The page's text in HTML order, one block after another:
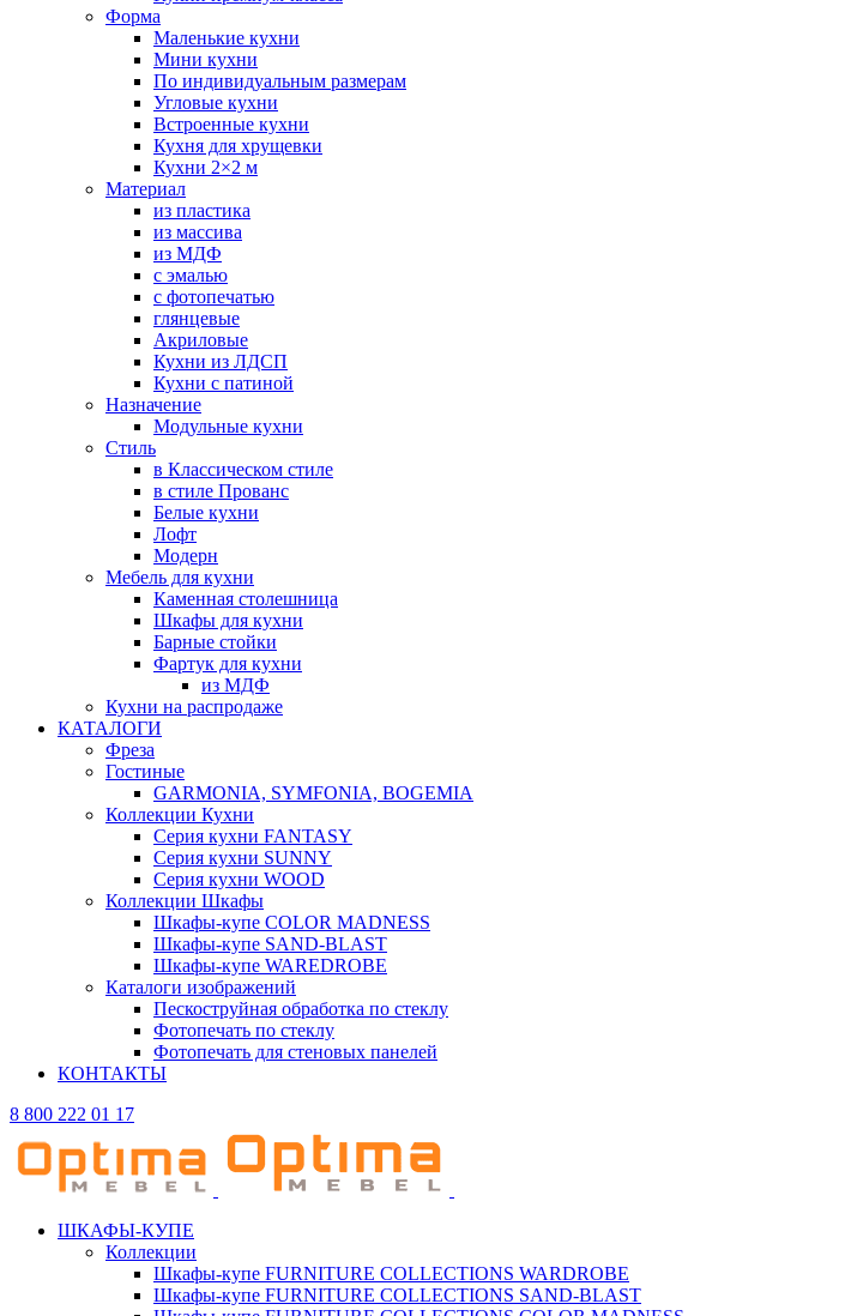
Форма
Маленькие кухни
Мини кухни
По индивидуальным размерам
Угловые кухни
Встроенные кухни
Кухня для хрущевки
Кухни 2×2 м
Материал
из пластика
из массива
из МДФ
с эмалью
с фотопечатью
глянцевые
Акриловые
Кухни из ЛДСП
Кухни с патиной
Назначение
Модульные кухни
Стиль
в Классическом стиле
в стиле Прованс
Белые кухни
Лофт
Модерн
Мебель для кухни
Каменная столешница
Шкафы для кухни
Барные стойки
Фартук для кухни
из МДФ
Кухни на распродаже
КАТАЛОГИ
Фреза
Гостиные
GARMONIA, SYMFONIA, BOGEMIA
Коллекции Кухни
Серия кухни FANTASY
Серия кухни SUNNY
Серия кухни WOOD
Коллекции Шкафы
Шкафы-купе COLOR MADNESS
Шкафы-купе SAND-BLAST
Шкафы-купе WAREDROBE
Каталоги изображений
Пескоструйная обработка по стеклу
Фотопечать по стеклу
Фотопечать для стеновых панелей
КОНТАКТЫ
8 800 222 01 17
ШКАФЫ-КУПЕ
Коллекции
Шкафы-купе FURNITURE COLLECTIONS WARDROBE
Шкафы-купе FURNITURE COLLECTIONS SAND-BLAST